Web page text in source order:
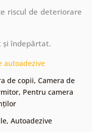
riscul de deteriorare
și îndepărtat.
autoadezive
de copii, Camera de
, Pentru camera
, Autoadezive